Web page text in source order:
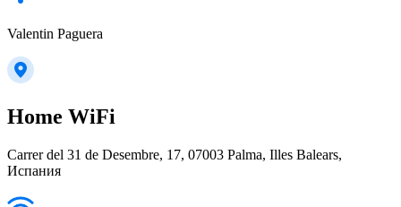
Valentin Paguera
Home WiFi
Carrer del 31 de Desembre, 17, 07003 Palma, Illes Balears,
Испания